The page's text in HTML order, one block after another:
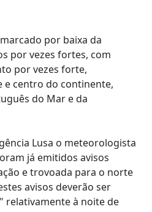
por baixa da
por vezes fortes, com
por vezes forte,
e centro do continente,
do Mar e da
Lusa o meteorologista
já emitidos avisos
e trovoada para o norte
avisos deverão ser
relativamente à noite de